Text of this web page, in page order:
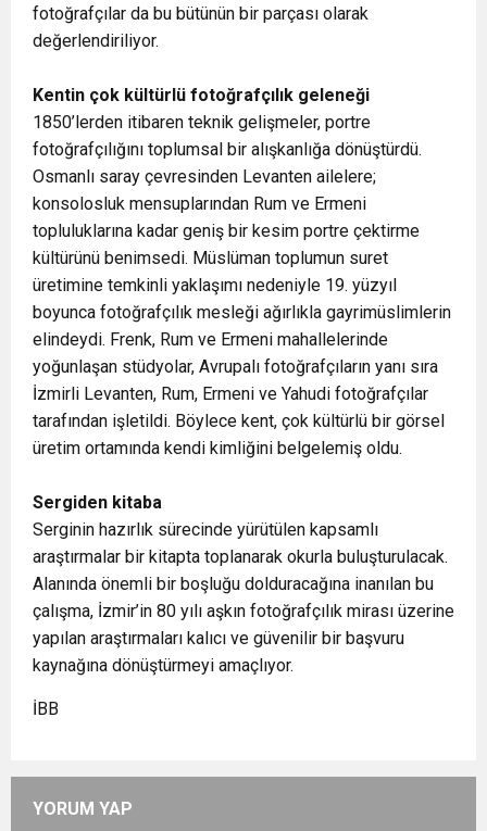
fotoğrafçılar da bu bütünün bir parçası olarak
değerlendiriliyor.
Kentin çok kültürlü fotoğrafçılık geleneği
1850’lerden itibaren teknik gelişmeler, portre
fotoğrafçılığını toplumsal bir alışkanlığa dönüştürdü.
Osmanlı saray çevresinden Levanten ailelere;
konsolosluk mensuplarından Rum ve Ermeni
topluluklarına kadar geniş bir kesim portre çektirme
kültürünü benimsedi. Müslüman toplumun suret
üretimine temkinli yaklaşımı nedeniyle 19. yüzyıl
boyunca fotoğrafçılık mesleği ağırlıkla gayrimüslimlerin
elindeydi. Frenk, Rum ve Ermeni mahallelerinde
yoğunlaşan stüdyolar, Avrupalı fotoğrafçıların yanı sıra
İzmirli Levanten, Rum, Ermeni ve Yahudi fotoğrafçılar
tarafından işletildi. Böylece kent, çok kültürlü bir görsel
üretim ortamında kendi kimliğini belgelemiş oldu.
Sergiden kitaba
Serginin hazırlık sürecinde yürütülen kapsamlı
araştırmalar bir kitapta toplanarak okurla buluşturulacak.
Alanında önemli bir boşluğu dolduracağına inanılan bu
çalışma, İzmir’in 80 yılı aşkın fotoğrafçılık mirası üzerine
yapılan araştırmaları kalıcı ve güvenilir bir başvuru
kaynağına dönüştürmeyi amaçlıyor.
İBB
YORUM YAP